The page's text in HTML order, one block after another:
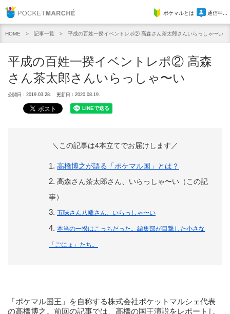
Pocket Marcheポケマルとは 通信中...
HOME 記事一覧 平成の百姓一揆イベントレポ② 高森さん茶太郎さんいらっしゃ〜い
平成の百姓一揆イベントレポ② 高森
さん茶太郎さんいらっしゃ〜い
公開日：2019.03.28. 更新日：2020.08.19.
＼この記事は4本立てでお届けします／
高橋博之が語る「ポケマル国」とは？
高森さん茶太郎さん、いらっしゃ〜い（この記
事）
五味さん八幡さん、いらっしゃ〜い
本当の一揆はこっちだった。編集部が目撃した小さな
「ごにょ」たち。
「ポケマル国王」を自称する株式会社ポケットマルシェ代表
の高橋博之。前回の記事では、高橋の国王演説をレポートし